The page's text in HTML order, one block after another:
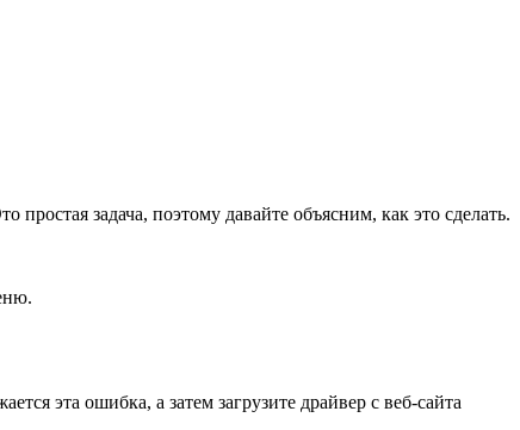
простая задача, поэтому давайте объясним, как это сделать.
эта ошибка, а затем загрузите драйвер с веб-сайта